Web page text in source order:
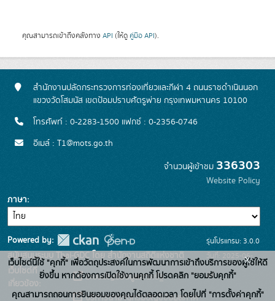
คุณสามารถเข้าถึงคลังทาง API (ให้ดู คู่มือ API).
สำนักงานปลัดกระทรวงการท่องเที่ยวและกีฬา 4 ถนนราชดำเนินนอก
แขวงวัดโสมนัส เขตป้อมปราบศัตรูพ่าย กรุงเทพมหานคร 10100
โทรศัพท์ : 0-2283-1500 แฟกซ์ : 0-2356-0746
อีเมล์ : T1@mots.go.th
จำนวนผู้เข้าชม 336303
Website Policy
ภาษา
Powered by:
สนับสนุนระบบ Thai-GDC โดย สำนักงานสถิติแห่งชาติ
เว็บไซต์ที่
เกี่ยวข้อง:
ระบบบัญชีข้อมูลภาครัฐ
บริการนามานุกรมบัญชีข้อมูลภาค
รุ่นโปรแกรม: 3.0.0
วันที่: 2025-06-
26
เว็บไซต์นี้ใช้ "คุกกี้" เพื่อวัตถุประสงค์ในการพัฒนาการเข้าถึงบริการของผู้ใช้ให้ดี
ยิ่งขึ้น หากต้องการเปิดใช้งานคุกกี้ โปรดคลิก "ยอมรับคุกกี้"
คุณสามารถถอนการยินยอมของคุณได้ตลอดเวลา โดยไปที่ "การตั้งค่าคุกกี้"
x